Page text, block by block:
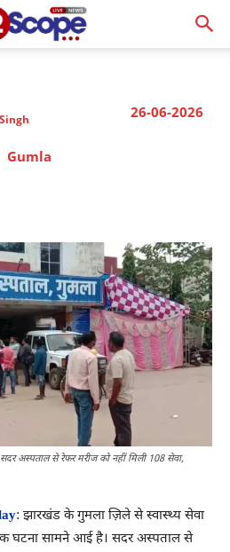
26-06-2026
Gumla
अस्पताल से रेफर मरीज को नहीं मिली 108 सेवा,
: झारखंड के गुमला ज़िले से स्वास्थ्य सेवा
घटना सामने आई है। सदर अस्पताल से